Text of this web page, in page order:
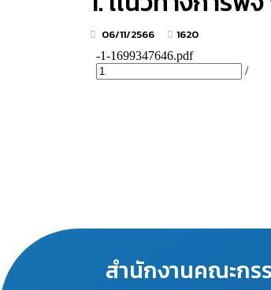
06/11/2566 1620
สำนักงานคณะก